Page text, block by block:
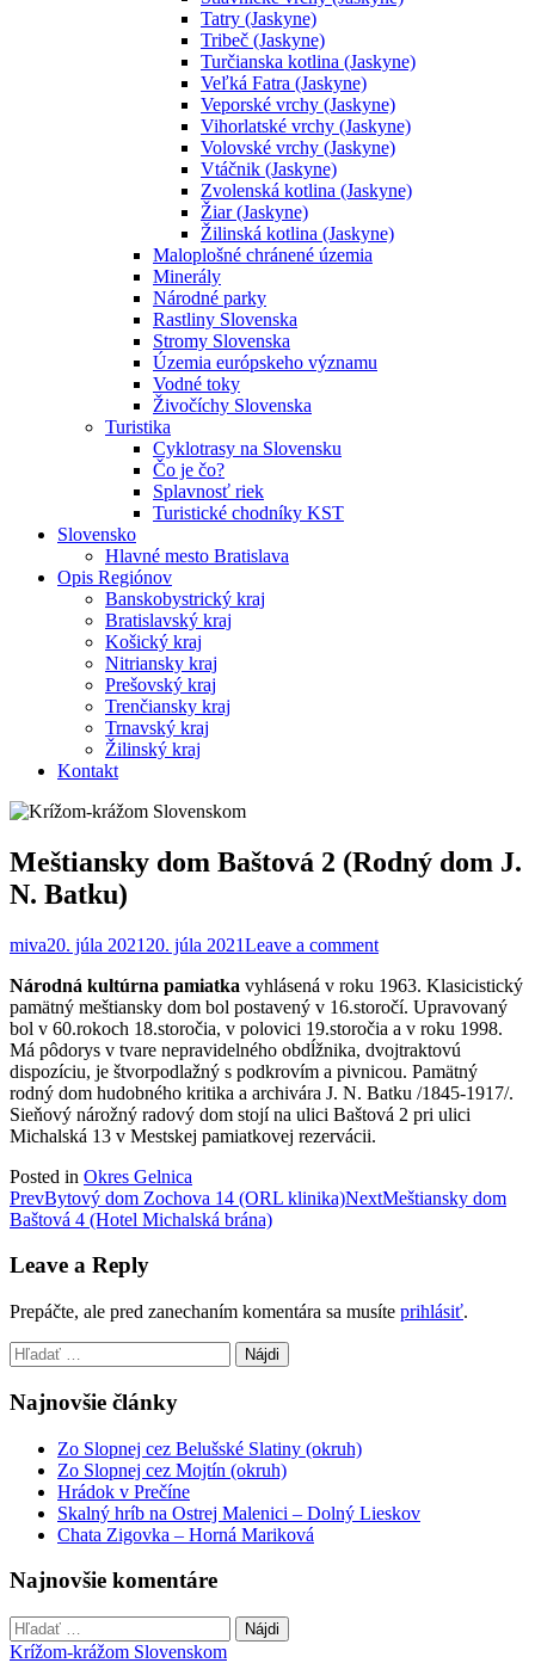
Tatry (Jaskyne)
Tribeč (Jaskyne)
Turčianska kotlina (Jaskyne)
Veľká Fatra (Jaskyne)
Veporské vrchy (Jaskyne)
Vihorlatské vrchy (Jaskyne)
Volovské vrchy (Jaskyne)
Vtáčnik (Jaskyne)
Zvolenská kotlina (Jaskyne)
Žiar (Jaskyne)
Žilinská kotlina (Jaskyne)
Maloplošné chránené územia
Minerály
Národné parky
Rastliny Slovenska
Stromy Slovenska
Územia európskeho významu
Vodné toky
Živočíchy Slovenska
Turistika
Cyklotrasy na Slovensku
Čo je čo?
Splavnosť riek
Turistické chodníky KST
Slovensko
Hlavné mesto Bratislava
Opis Regiónov
Banskobystrický kraj
Bratislavský kraj
Košický kraj
Nitriansky kraj
Prešovský kraj
Trenčiansky kraj
Trnavský kraj
Žilinský kraj
Kontakt
Meštiansky dom Baštová 2 (Rodný dom J.
N. Batku)
miva20. júla 2021 20. júla 2021Leave a comment
Národná kultúrna pamiatka vyhlásená v roku 1963. Klasicistický
pamätný meštiansky dom bol postavený v 16.storočí. Upravovaný
bol v 60.rokoch 18.storočia, v polovici 19.storočia a v roku 1998.
Má pôdorys v tvare nepravidelného obdĺžnika, dvojtraktovú
dispozíciu, je štvorpodlažný s podkrovím a pivnicou. Pamätný
rodný dom hudobného kritika a archivára J. N. Batku /1845-1917/.
Sieňový nárožný radový dom stojí na ulici Baštová 2 pri ulici
Michalská 13 v Mestskej pamiatkovej rezervácii.
Posted in Okres Gelnica
Post
navigation
PrevBytový dom Zochova 14 (ORL klinika)NextMeštiansky dom
Baštová 4 (Hotel Michalská brána)
Leave a Reply
Prepáčte, ale pred zanechaním komentára sa musíte prihlásiť.
Hľadať:
Najnovšie články
Zo Slopnej cez Belušské Slatiny (okruh)
Zo Slopnej cez Mojtín (okruh)
Hrádok v Prečíne
Skalný hríb na Ostrej Malenici – Dolný Lieskov
Chata Zigovka – Horná Mariková
Najnovšie komentáre
Hľadať:
Krížom-krážom Slovenskom